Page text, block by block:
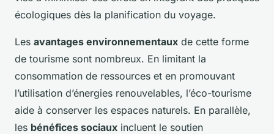
écologiques dès la planification du voyage.
Les avantages environnementaux de cette forme
de tourisme sont nombreux. En limitant la
consommation de ressources et en promouvant
l’utilisation d’énergies renouvelables, l’éco-tourisme
aide à conserver les espaces naturels. En parallèle,
les bénéfices sociaux incluent le soutien